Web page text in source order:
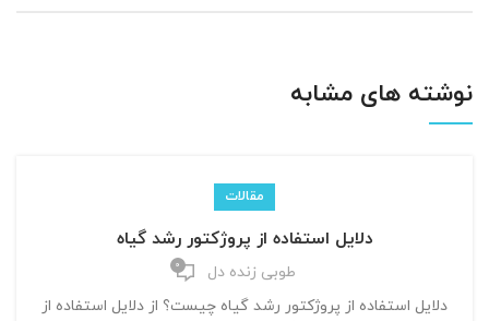
نوشته های مشابه
مقالات
دلایل استفاده از پروژکتور رشد گیاه
طوبی زنده دل 0
دلایل استفاده از پروژکتور رشد گیاه چیست؟ از دلایل استفاده از